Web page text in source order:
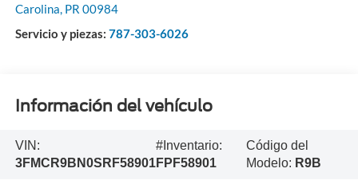
Carolina, PR 00984
Servicio y piezas: 787-303-6026
Información del vehículo
VIN:
3FMCR9BN0SRF58901
#Inventario:
FPF58901
Código del
Modelo: R9B